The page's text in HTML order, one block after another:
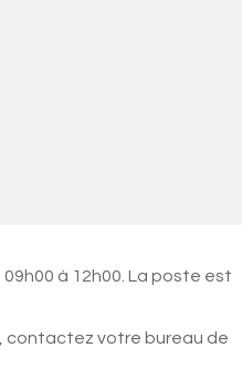
à 12h00. La poste est
contactez votre bureau de